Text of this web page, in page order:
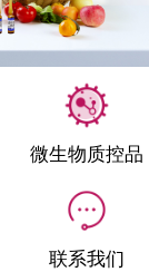
微生物质控品
联系我们